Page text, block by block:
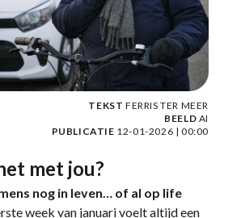
TEKST FERRIS TER MEER
BEELD AI
PUBLICATIE 12-01-2026 | 00:00
met jou?
nog in leven… of al op life
week van januari voelt altijd een